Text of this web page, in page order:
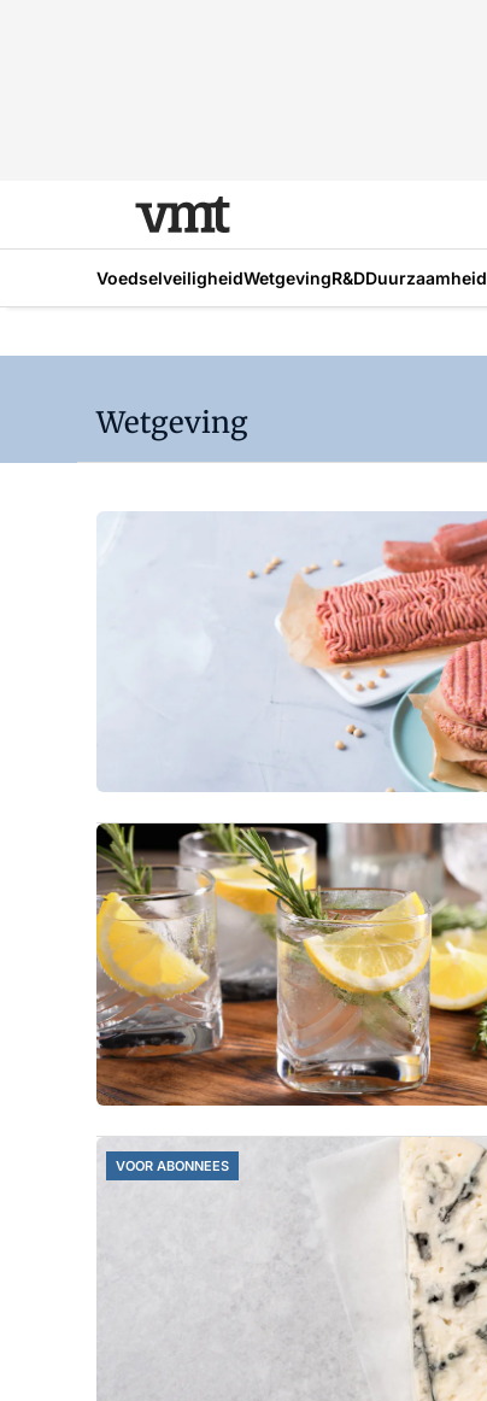
VoedselveiligheidWetgevingR&DDuurzaamheid
Wetgeving
VOOR ABONNEES